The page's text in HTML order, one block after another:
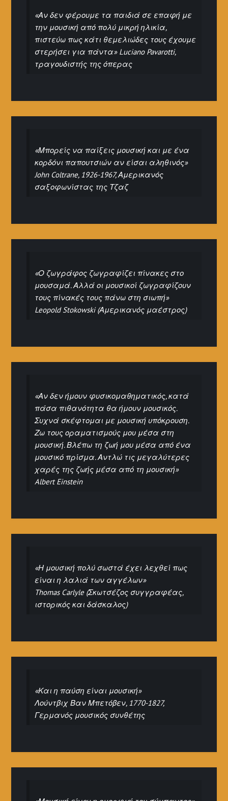
«Αν δεν φέρουμε τα παιδιά σε επαφή με
την μουσική από πολύ μικρή ηλικία,
πιστεύω πως κάτι θεμελιώδες τους έχουμε
στερήσει για πάντα» Luciano Pavarotti,
τραγουδιστής της όπερας
«Μπορείς να παίξεις μουσική και με ένα
κορδόνι παπουτσιών αν είσαι αληθινός»
John Coltrane, 1926-1967, Αμερικανός
σαξοφωνίστας της Τζαζ
«Ο ζωγράφος ζωγραφίζει πίνακες στο
μουσαμά. Αλλά οι μουσικοί ζωγραφίζουν
τους πίνακές τους πάνω στη σιωπή»
Leopold Stokowski (Αμερικανός μαέστρος)
«Αν δεν ήμουν φυσικομαθηματικός, κατά
πάσα πιθανότητα θα ήμουν μουσικός.
Συχνά σκέφτομαι με μουσική υπόκρουση.
Ζω τους οραματισμούς μου μέσα στη
μουσική. Βλέπω τη ζωή μου μέσα από ένα
μουσικό πρίσμα. Αντλώ τις μεγαλύτερες
χαρές της ζωής μέσα από τη μουσική»
Albert Einstein
«Η μουσική πολύ σωστά έχει λεχθεί πως
είναι η λαλιά των αγγέλων»
Thomas Carlyle (Σκωτσέζος συγγραφέας,
ιστορικός και δάσκαλος)
«Και η παύση είναι μουσική»
Λούντβιχ Βαν Μπετόβεν, 1770-1827,
Γερμανός μουσικός συνθέτης